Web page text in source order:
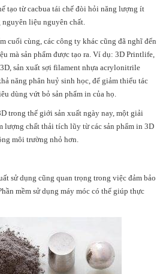
tạo từ cacbua tái chế đòi hỏi năng lượng ít
liệu nguyên chất.
cuối cùng, các công ty khác cũng đã nghĩ đến
mà sản phẩm được tạo ra. Ví dụ: 3D Printlife,
sản xuất sợi filament nhựa acrylonitrile
năng phân huỷ sinh học, để giảm thiểu tác
dùng vứt bỏ sản phẩm in của họ.
trong thế giới sản xuất ngày nay, một giải
lượng chất thải tích lũy từ các sản phẩm in 3D
môi trường nhỏ hơn.
sử dụng cũng quan trọng trong việc đảm bảo
mềm sử dụng máy móc có thể giúp thực